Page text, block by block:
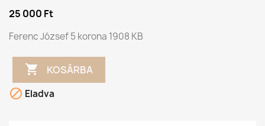
25 000 Ft
Ferenc József 5 korona 1908 KB
 KOSÁRBA
 Eladva